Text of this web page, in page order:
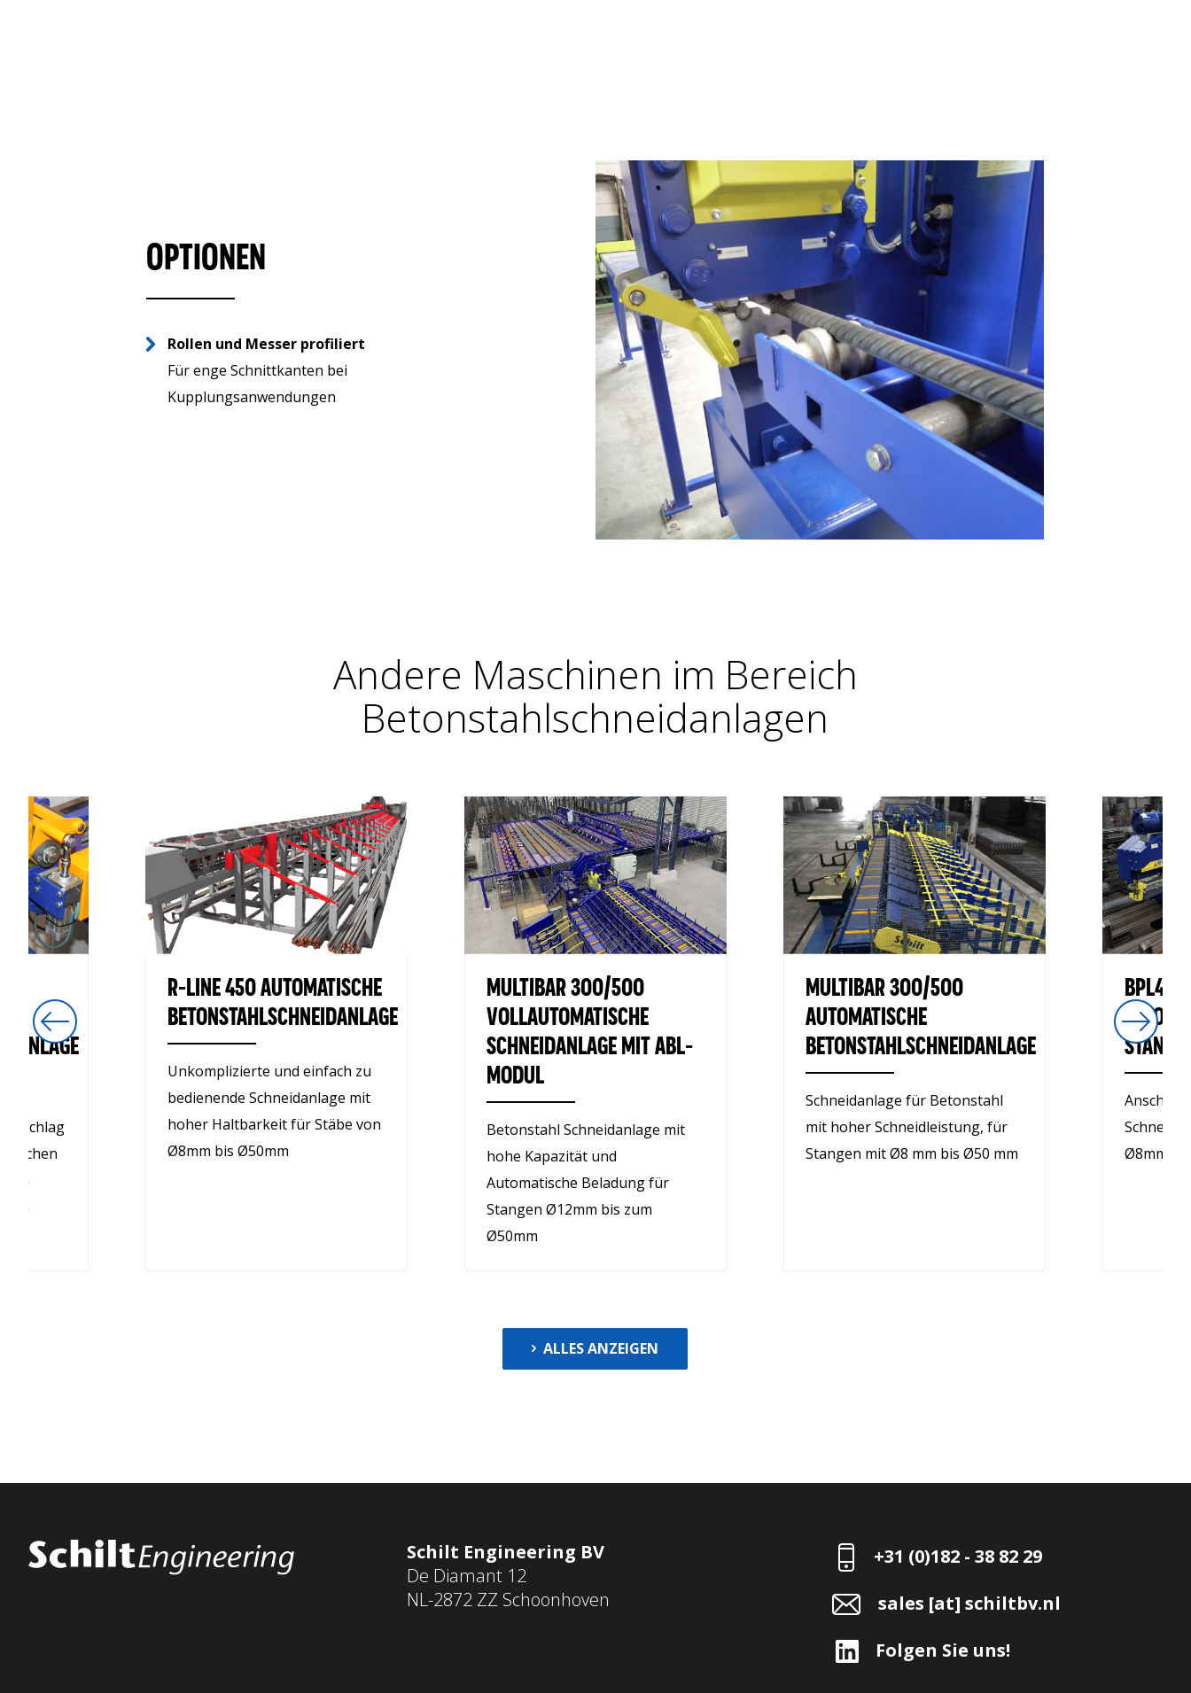
OPTIONEN
Rollen und Messer profiliert
Für enge Schnittkanten bei
Kupplungsanwendungen
Andere Maschinen im Bereich
Betonstahlschneidanlagen
R-LINE 450 AUTOMATISCHE
BETONSTAHLSCHNEIDANLAGE
Unkomplizierte und einfach zu
bedienende Schneidanlage mit
hoher Haltbarkeit für Stäbe von
Ø8mm bis Ø50mm
MULTIBAR 300/500
VOLLAUTOMATISCHE
SCHNEIDANLAGE MIT ABL-
MODUL
Betonstahl Schneidanlage mit
hohe Kapazität und
Automatische Beladung für
Stangen Ø12mm bis zum
Ø50mm
MULTIBAR 300/500
AUTOMATISCHE
BETONSTAHLSCHNEIDANLAGE
Schneidanlage für Betonstahl
mit hoher Schneidleistung, für
Stangen mit Ø8 mm bis Ø50 mm
BPL40
Ø8mm
ALLES ANZEIGEN
Schilt Engineering BV
De Diamant 12
NL-2872 ZZ Schoonhoven
+31 (0)182 - 38 82 29
sales [at] schiltbv.nl
Folgen Sie uns!